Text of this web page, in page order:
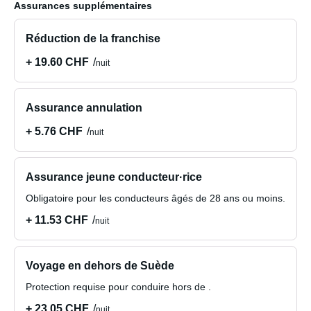
Assurances supplémentaires
Réduction de la franchise
+ 19.60 CHF
nuit
Assurance annulation
+ 5.76 CHF
nuit
Assurance jeune conducteur·rice
Obligatoire pour les conducteurs âgés de 28 ans ou moins.
+ 11.53 CHF nuit
Voyage en dehors de Suède
Protection requise pour conduire hors de .
+ 23.05 CHF